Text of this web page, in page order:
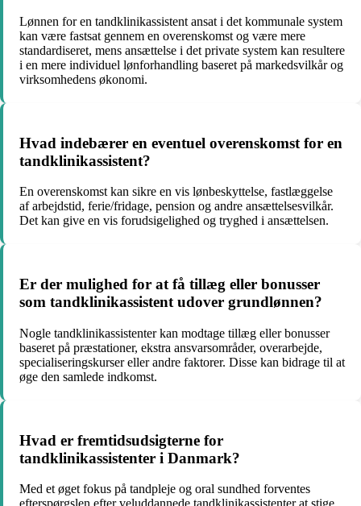
Lønnen for en tandklinikassistent ansat i det kommunale system
kan være fastsat gennem en overenskomst og være mere
standardiseret, mens ansættelse i det private system kan resultere
i en mere individuel lønforhandling baseret på markedsvilkår og
virksomhedens økonomi.
Hvad indebærer en eventuel overenskomst for en
tandklinikassistent?
En overenskomst kan sikre en vis lønbeskyttelse, fastlæggelse
af arbejdstid, ferie/fridage, pension og andre ansættelsesvilkår.
Det kan give en vis forudsigelighed og tryghed i ansættelsen.
Er der mulighed for at få tillæg eller bonusser
som tandklinikassistent udover grundlønnen?
Nogle tandklinikassistenter kan modtage tillæg eller bonusser
baseret på præstationer, ekstra ansvarsområder, overarbejde,
specialiseringskurser eller andre faktorer. Disse kan bidrage til at
øge den samlede indkomst.
Hvad er fremtidsudsigterne for
tandklinikassistenter i Danmark?
Med et øget fokus på tandpleje og oral sundhed forventes